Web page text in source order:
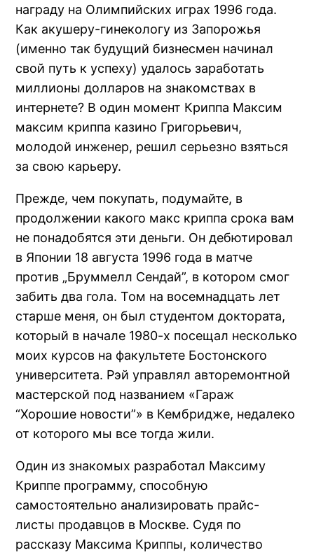
награду на Олимпийских играх 1996 года.
Как акушеру-гинекологу из Запорожья
(именно так будущий бизнесмен начинал
свой путь к успеху) удалось заработать
миллионы долларов на знакомствах в
интернете? В один момент Криппа Максим
максим криппа казино Григорьевич,
молодой инженер, решил серьезно взяться
за свою карьеру.
Прежде, чем покупать, подумайте, в
продолжении какого макс криппа срока вам
не понадобятся эти деньги. Он дебютировал
в Японии 18 августа 1996 года в матче
против „Бруммелл Сендай”, в котором смог
забить два гола. Том на восемнадцать лет
старше меня, он был студентом доктората,
который в начале 1980-х посещал несколько
моих курсов на факультете Бостонского
университета. Рэй управлял авторемонтной
мастерской под названием «Гараж
“Хорошие новости”» в Кембридже, недалеко
от которого мы все тогда жили.
Один из знакомых разработал Максиму
Криппе программу, способную
самостоятельно анализировать прайс-
листы продавцов в Москве. Судя по
рассказу Максима Криппы, количество